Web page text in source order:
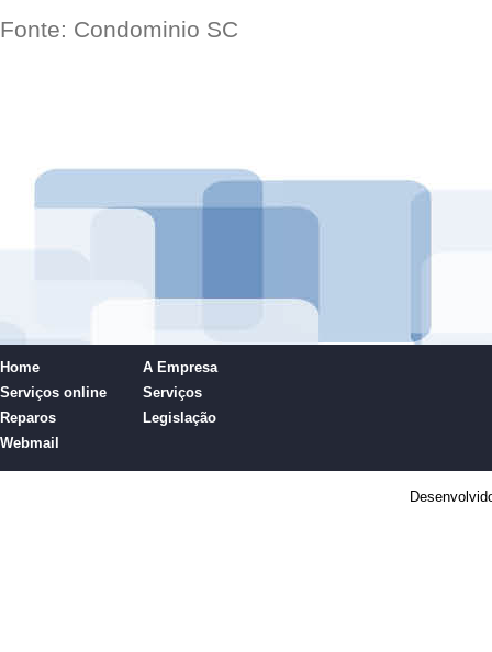
Fonte: Condominio SC
Home
A Empresa
Serviços online
Serviços
Reparos
Legislação
Webmail